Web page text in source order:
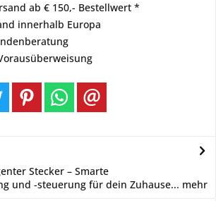
ab € 150,- Bestellwert *
innerhalb Europa
Stecker – Smarte
und -steuerung für dein Zuhause... mehr